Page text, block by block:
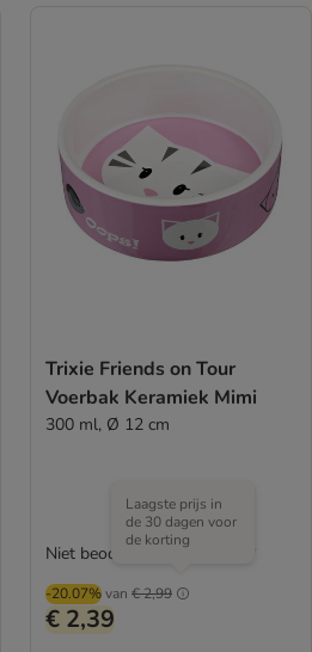
Trixie Friends on Tour
Voerbak Keramiek Mimi
300 ml, Ø 12 cm
-20.07%van € 2,99
Laagste prijs in
de 30 dagen voor
de korting
€ 2,39
Niet beoordeeld